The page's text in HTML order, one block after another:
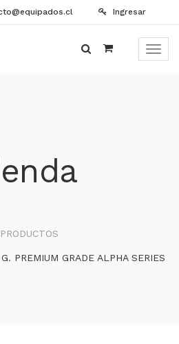
Ingresar
Menú
PRODUCTOS
PREMIUM GRADE ALPHA SERIES